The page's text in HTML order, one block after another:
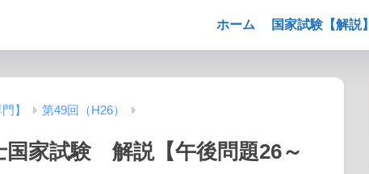
ホーム 国家試験【解説】
】 第49回（H26）
家試験 解説【午後問題26～